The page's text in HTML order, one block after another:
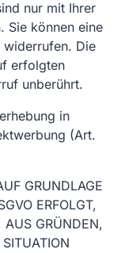
nur mit Ihrer
Sie können eine
widerrufen. Die
erfolgten
unberührt.
in
(Art.
GRUNDLAGE
ERFOLGT,
AUS GRÜNDEN,